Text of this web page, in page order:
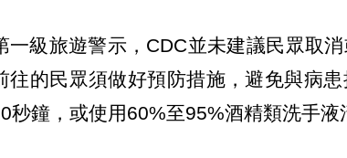
一級旅遊警示，CDC並未建議民眾取
往的民眾須做好預防措施，避免與病
秒鐘，或使用60%至95%酒精類洗手液